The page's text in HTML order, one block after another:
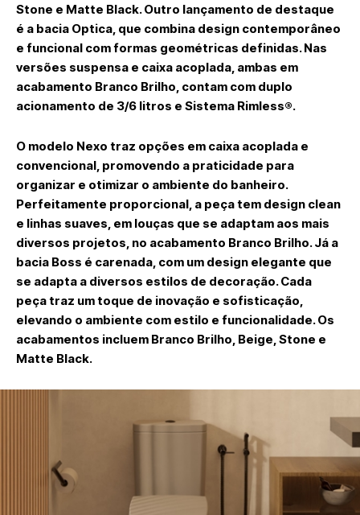
Stone e Matte Black. Outro lançamento de destaque
é a bacia Optica , que combina design contemporâneo
e funcional com formas geométricas definidas. Nas
versões suspensa e caixa acoplada, ambas em
acabamento Branco Brilho, contam com duplo
acionamento de 3/6 litros e Sistema Rimless®.
O modelo Nexo traz opções em caixa acoplada e
convencional, promovendo a praticidade para
organizar e otimizar o ambiente do banheiro.
Perfeitamente proporcional, a peça tem design clean
e linhas suaves, em louças que se adaptam aos mais
diversos projetos, no acabamento Branco Brilho. Já a
bacia Boss é carenada, com um design elegante que
se adapta a diversos estilos de decoração. Cada
peça traz um toque de inovação e sofisticação,
elevando o ambiente com estilo e funcionalidade. Os
acabamentos incluem Branco Brilho, Beige, Stone e
Matte Black.